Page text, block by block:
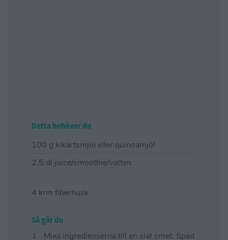
Detta behöver du
100 g kikärtsmjöl eller quinoamjöl
2,5 dl juice/smoothie/vatten
4 krm fiberhusk
Så gör du
Mixa ingredienserna till en slät smet. Späd